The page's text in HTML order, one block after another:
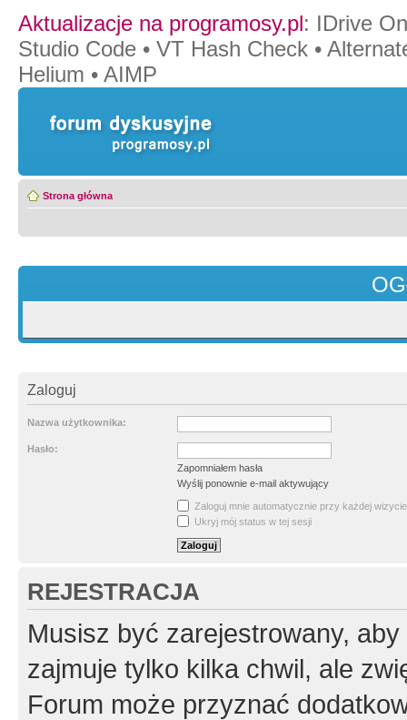
Aktualizacje na programosy.pl: IDrive
Studio Code • VT Hash Check •
Helium • AIMP
Strona główna
Zaloguj
Nazwa użytkownika:
Hasło:
Zapomniałem hasła
Wyślij ponownie e-mail aktywujący
Zaloguj mnie automatycznie przy każdej wizycie
Ukryj mój status w tej sesji
REJESTRACJA
Musisz być zarejestrowany,
zajmuje tylko kilka chwil, ale
Forum może przyznać